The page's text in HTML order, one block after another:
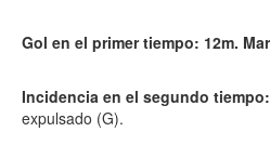
Gol en el primer tiempo: 12m.
Incidencia en el segundo tiempo:
expulsado (G).